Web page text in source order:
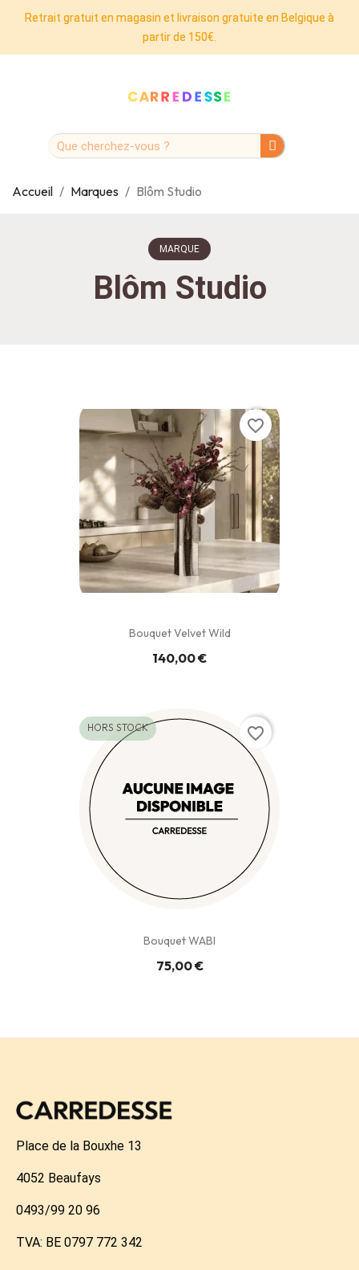
Retrait gratuit en magasin et livraison gratuite en Belgique à
partir de 150€.
Accueil Marques Blôm Studio
MARQUE
Blôm Studio
Bouquet Velvet Wild
140,00 €
favorite_border
Bouquet WABI
75,00 €
HORS STOCK favorite_border
Place de la Bouxhe 13
4052 Beaufays
0493/99 20 96
TVA: BE 0797 772 342